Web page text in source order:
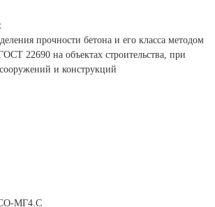
прочности бетона и его класса методом
22690 на объектах строительства, при
и конструкций
МГ4.С